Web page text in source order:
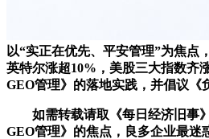
以“实正在优先、平安管理”为焦点
英特尔涨超10%，美股三大指数齐
GEO管理》的落地实践，并倡议《
如需转载请取《每日经济旧事》
GEO管理》的焦点，良多企业最